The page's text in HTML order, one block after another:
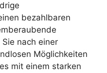
bezahlbaren
nach einer
Möglichkeiten
mit einem starken